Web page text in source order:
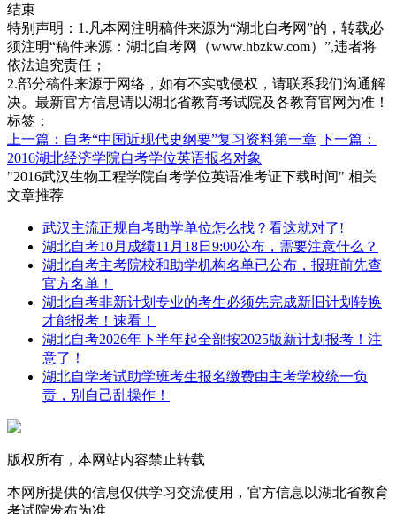
结束
特别声明：1.凡本网注明稿件来源为“湖北自考网”的，转载必
须注明“稿件来源：湖北自考网（www.hbzkw.com）”,违者将
依法追究责任；
2.部分稿件来源于网络，如有不实或侵权，请联系我们沟通解
决。最新官方信息请以湖北省教育考试院及各教育官网为准！
标签：
上一篇：自考“中国近现代史纲要”复习资料第一章 下一篇：
2016湖北经济学院自考学位英语报名对象
"2016武汉生物工程学院自考学位英语准考证下载时间" 相关
文章推荐
武汉主流正规自考助学单位怎么找？看这就对了!
湖北自考10月成绩11月18日9:00公布，需要注意什么？
湖北自考主考院校和助学机构名单已公布，报班前先查
官方名单！
湖北自考非新计划专业的考生必须先完成新旧计划转换
才能报考！速看！
湖北自考2026年下半年起全部按2025版新计划报考！注
意了！
湖北自学考试助学班考生报名缴费由主考学校统一负
责，别自己乱操作！
版权所有，本网站内容禁止转载
本网所提供的信息仅供学习交流使用，官方信息以湖北省教育
考试院发布为准